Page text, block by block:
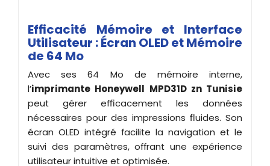
Efficacité Mémoire et Interface
Utilisateur : Écran OLED et Mémoire
de 64 Mo
Avec ses 64 Mo de mémoire interne,
l’imprimante Honeywell MPD31D zn Tunisie
peut gérer efficacement les données
nécessaires pour des impressions fluides. Son
écran OLED intégré facilite la navigation et le
suivi des paramètres, offrant une expérience
utilisateur intuitive et optimisée.